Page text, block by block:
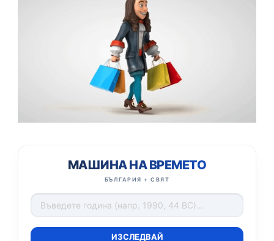
МАШИНА НА ВРЕМЕТО
БЪЛГАРИЯ + СВЯТ
ИЗСЛЕДВАЙ